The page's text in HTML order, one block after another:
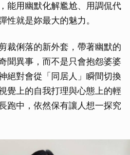
能用幽默化解尷尬、用調侃代
性就是妳最大的魅力。
裁俐落的新外套，帶著幽默的
聞異事，而不是只會抱怨婆婆
絕對會從「同居人」瞬間切換
覺上的自我打理與心態上的輕
跑中，依然保有讓人想一探究